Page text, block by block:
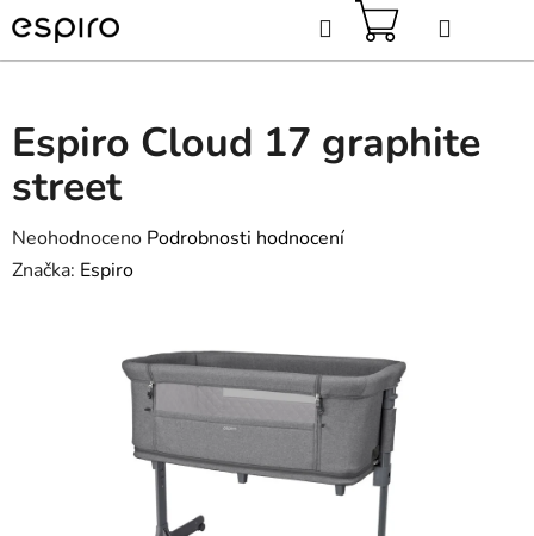
Přejít
na
obsah
Hledat
KOŠÍK
Espiro Cloud 17 graphite
street
Průměrné
hodnocení
Neohodnoceno Podrobnosti hodnocení
Značka: Espiro